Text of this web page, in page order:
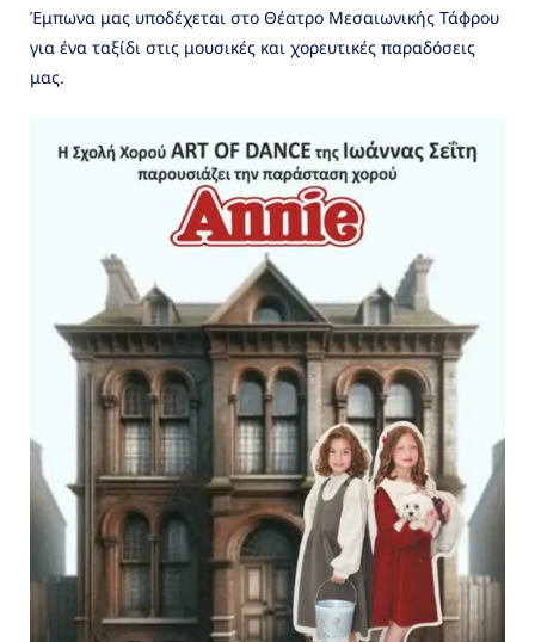
Έμπωνα μας υποδέχεται στο Θέατρο Μεσαιωνικής Τάφρου
για ένα ταξίδι στις μουσικές και χορευτικές παραδόσεις
μας.